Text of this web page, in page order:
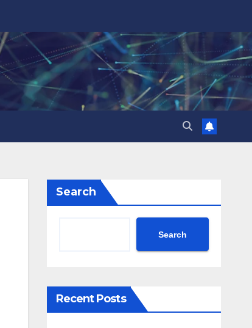
Search
Search
Recent Posts